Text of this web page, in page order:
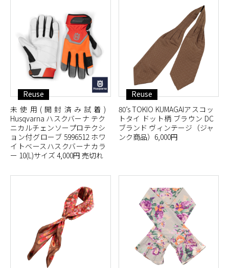
Reuse
未使用(開封済み試着)
Husqvarna ハスクバーナ テク
ニカルチェンソープロテクシ
ョン付グローブ 5996512 ホワ
イトベースハスクバーナカラ
ー 10(L)サイズ 4,000円 売切れ
Reuse
80’s TOKIO KUMAGAIアスコッ
トタイ ドット柄 ブラウン DC
ブランド ヴィンテージ（ジャ
ンク商品）6,000円